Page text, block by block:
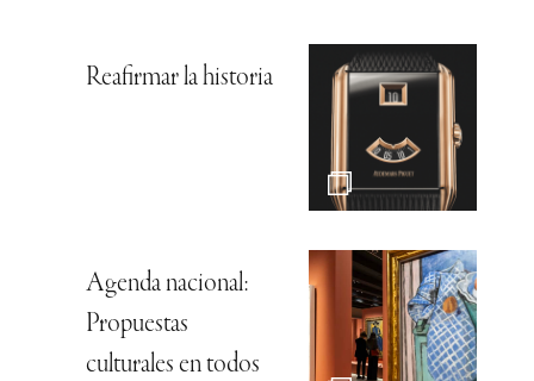
Reafirmar la historia
Agenda nacional:
Propuestas
culturales en todos